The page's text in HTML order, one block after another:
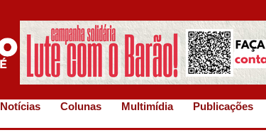
Notícias Colunas Multimídia Publicações